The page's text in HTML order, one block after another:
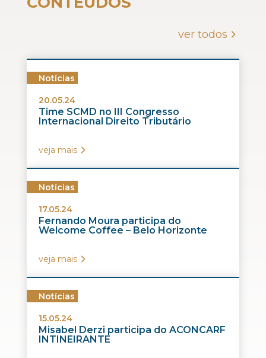
ver todos
Notícias
20.05.24
Time SCMD no III Congresso
Internacional Direito Tributário
veja mais
Notícias
17.05.24
Fernando Moura participa do
Welcome Coffee – Belo Horizonte
veja mais
Notícias
15.05.24
Misabel Derzi participa do ACONCARF
INTINEIRANTE